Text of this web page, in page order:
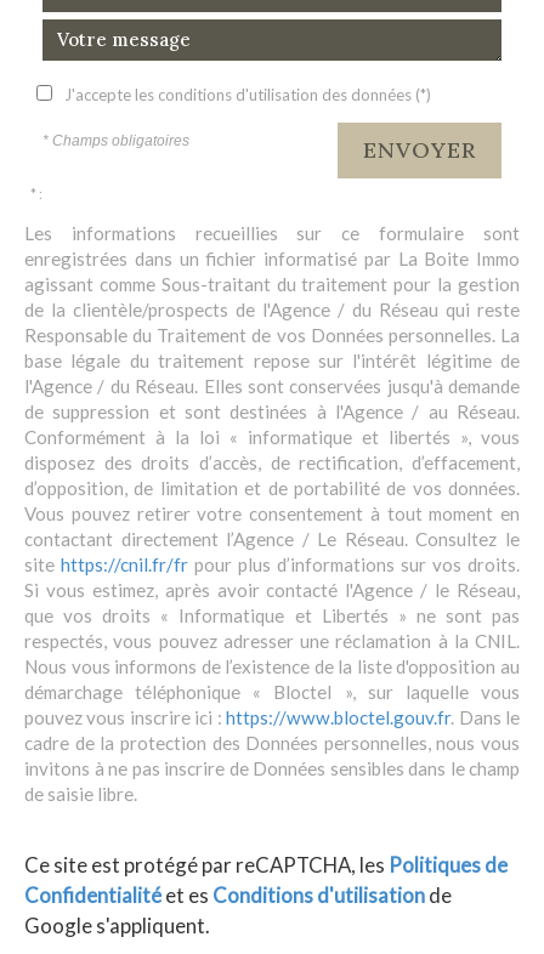
J'accepte les conditions d'utilisation des données (*)
* Champs obligatoires ENVOYER
* :
Les informations recueillies sur ce formulaire sont
enregistrées dans un fichier informatisé par La Boite Immo
agissant comme Sous-traitant du traitement pour la gestion
de la clientèle/prospects de l'Agence / du Réseau qui reste
Responsable du Traitement de vos Données personnelles. La
base légale du traitement repose sur l'intérêt légitime de
l'Agence / du Réseau. Elles sont conservées jusqu'à demande
de suppression et sont destinées à l'Agence / au Réseau.
Conformément à la loi « informatique et libertés », vous
disposez des droits d’accès, de rectification, d’effacement,
d’opposition, de limitation et de portabilité de vos données.
Vous pouvez retirer votre consentement à tout moment en
contactant directement l’Agence / Le Réseau. Consultez le
site https://cnil.fr/fr pour plus d’informations sur vos droits.
Si vous estimez, après avoir contacté l'Agence / le Réseau,
que vos droits « Informatique et Libertés » ne sont pas
respectés, vous pouvez adresser une réclamation à la CNIL.
Nous vous informons de l’existence de la liste d'opposition au
démarchage téléphonique « Bloctel », sur laquelle vous
pouvez vous inscrire ici :https://www.bloctel.gouv.fr. Dans le
cadre de la protection des Données personnelles, nous vous
invitons à ne pas inscrire de Données sensibles dans le champ
de saisie libre.
Ce site est protégé par reCAPTCHA, les Politiques de
Confidentialitéet es Conditions d'utilisationde
Google s'appliquent.